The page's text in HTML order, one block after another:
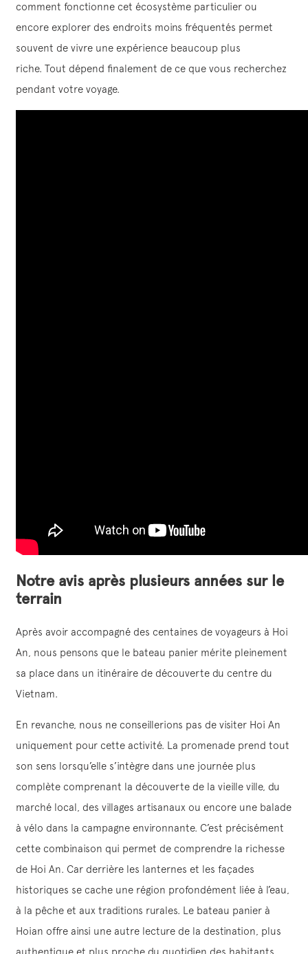
comment fonctionne cet écosystème particulier ou
encore explorer des endroits moins fréquentés permet
souvent de vivre une expérience beaucoup plus
riche. Tout dépend finalement de ce que vous recherchez
pendant votre voyage.
Notre avis après plusieurs années sur le
terrain
Après avoir accompagné des centaines de voyageurs à Hoi
An, nous pensons que le bateau panier mérite pleinement
sa place dans un itinéraire de découverte du centre du
Vietnam.
En revanche, nous ne conseillerions pas de visiter Hoi An
uniquement pour cette activité. La promenade prend tout
son sens lorsqu’elle s’intègre dans une journée plus
complète comprenant la découverte de la vieille ville, du
marché local, des villages artisanaux ou encore une balade
à vélo dans la campagne environnante. C’est précisément
cette combinaison qui permet de comprendre la richesse
de Hoi An. Car derrière les lanternes et les façades
historiques se cache une région profondément liée à l’eau,
à la pêche et aux traditions rurales. Le bateau panier à
Hoian offre ainsi une autre lecture de la destination, plus
authentique et plus proche du quotidien des habitants.